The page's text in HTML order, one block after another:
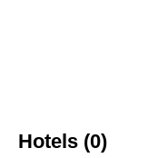
Hotels (0)